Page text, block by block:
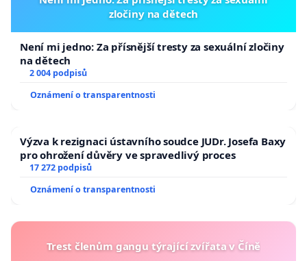
zločiny na dětech
Není mi jedno: Za přísnější tresty za sexuální zločiny
na dětech
2 004 podpisů
Oznámení o transparentnosti
Výzva k rezignaci ústavního soudce JUDr. Josefa Baxy
pro ohrožení důvěry ve spravedlivý proces
17 272 podpisů
Oznámení o transparentnosti
Trest členům gangu týrající zvířata v Číně